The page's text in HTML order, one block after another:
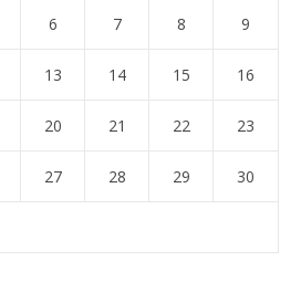
6 7 8 9
13 14 15 16
20 21 22 23
27 28 29 30